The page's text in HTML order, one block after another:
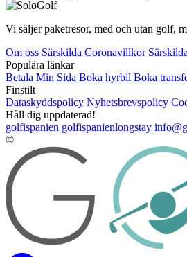
Vi säljer paketresor, med och utan golf,
Om oss Särskilda Coronavillkor
Populära länkar
Betala Min Sida Boka hyrbil Boka
Finstilt
Dataskyddspolicy Nyhetsbrevspolicy
Håll dig uppdaterad!
golfispanien golfispanienlongstay
©